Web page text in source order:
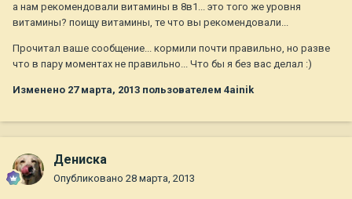
а нам рекомендовали витамины в 8в1... это того же уровня
витамины? поищу витамины, те что вы рекомендовали...
Прочитал ваше сообщение... кормили почти правильно, но разве
что в пару моментах не правильно... Что бы я без вас делал :)
Изменено 27 марта, 2013 пользователем 4ainik
Дениска
Опубликовано 28 марта, 2013